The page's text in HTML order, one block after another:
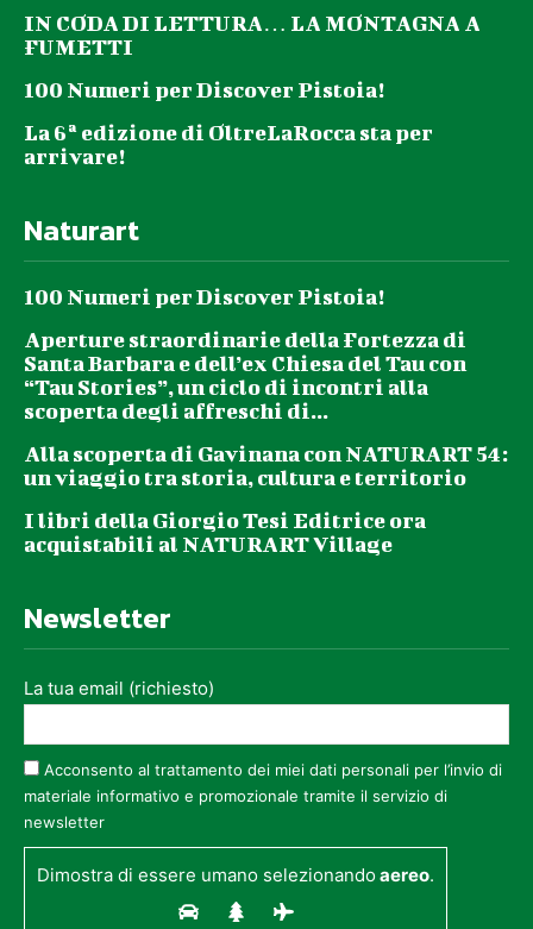
IN CODA DI LETTURA… LA MONTAGNA A
FUMETTI
100 Numeri per Discover Pistoia!
La 6ª edizione di OltreLaRocca sta per
arrivare!
Naturart
100 Numeri per Discover Pistoia!
Aperture straordinarie della Fortezza di
Santa Barbara e dell’ex Chiesa del Tau con
“Tau Stories”, un ciclo di incontri alla
scoperta degli affreschi di...
Alla scoperta di Gavinana con NATURART 54:
un viaggio tra storia, cultura e territorio
I libri della Giorgio Tesi Editrice ora
acquistabili al NATURART Village
Newsletter
La tua email (richiesto)
Acconsento al trattamento dei miei dati personali per l’invio di
materiale informativo e promozionale tramite il servizio di
newsletter
Dimostra di essere umano selezionandoaereo.